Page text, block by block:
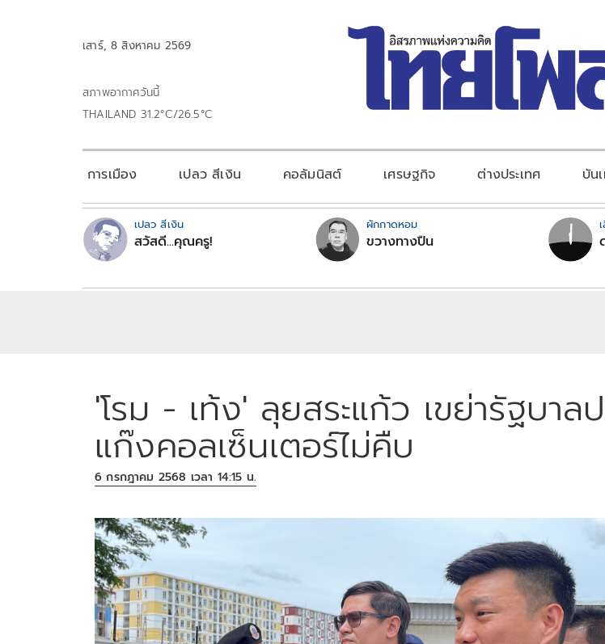
เสาร์, 8 สิงหาคม 2569
สภาพอากาศวันนี้
THAILAND 31.2°C/26.5°C
การเมือง เปลว สีเงิน คอลัมนิสต์ เศรษฐกิจ ต่างประเทศ บัน
เปลว สีเงิน
สวัสดี...คุณครู!
ผักกาดหอม
ขวางทางปืน
'โรม - เท้ง' ลุยสระแก้ว เขย่ารัฐบาล
แก๊งคอลเซ็นเตอร์ไม่คืบ
6 กรกฎาคม 2568 เวลา 14:15 น.